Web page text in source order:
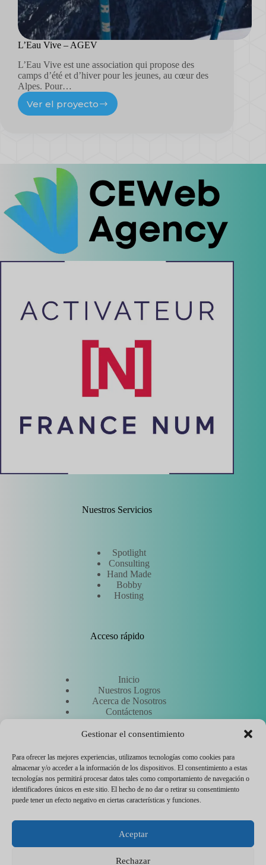
Gestionar el consentimiento
Para ofrecer las mejores experiencias, utilizamos tecnologías como cookies para
almacenar y/o acceder a la información de los dispositivos. El consentimiento a estas
tecnologías nos permitirá procesar datos tales como comportamiento de navegación o
identificadores únicos en este sitio. El hecho de no dar o retirar su consentimiento
puede tener un efecto negativo en ciertas características y funciones.
Aceptar
Rechazar
L’Eau Vive – AGEV
L’Eau Vive est une association qui propose des
camps d’été et d’hiver pour les jeunes, au cœur des
Alpes. Pour…
Ver el proyecto
Nuestros Servicios
Spotlight
Consulting
Hand Made
Bobby
Hosting
Acceso rápido
Inicio
Nuestros Logros
Acerca de Nosotros
Contáctenos
Solicitar un presupuesto
Conozca a nuestros expertos
Otros
Política de gestión de cookies
Contactar con el servicio técnico
Flyer entreprise